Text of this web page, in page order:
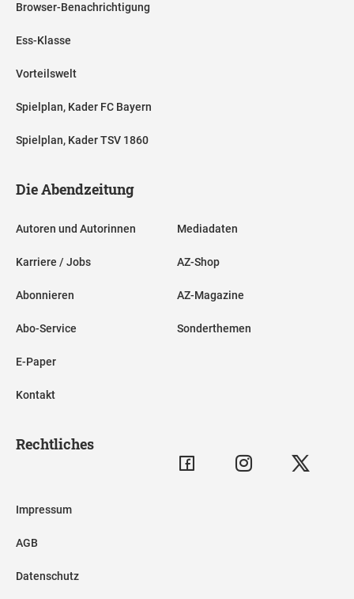
Browser-Benachrichtigung
Ess-Klasse
Vorteilswelt
Spielplan, Kader FC Bayern
Spielplan, Kader TSV 1860
Die Abendzeitung
Autoren und Autorinnen
Karriere / Jobs
Abonnieren
Abo-Service
E-Paper
Kontakt
Mediadaten
AZ-Shop
AZ-Magazine
Sonderthemen
Rechtliches
Impressum
AGB
Datenschutz